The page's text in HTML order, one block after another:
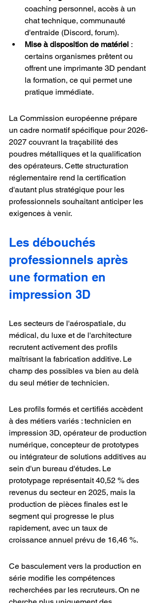
coaching personnel, accès à un
chat technique, communauté
d'entraide (Discord, forum).
Mise à disposition de matériel :
certains organismes prêtent ou
offrent une imprimante 3D pendant
la formation, ce qui permet une
pratique immédiate.
La Commission européenne prépare
un cadre normatif spécifique pour 2026-
2027 couvrant la traçabilité des
poudres métalliques et la qualification
des opérateurs. Cette structuration
réglementaire rend la certification
d'autant plus stratégique pour les
professionnels souhaitant anticiper les
exigences à venir.
Les débouchés
professionnels après
une formation en
impression 3D
Les secteurs de l'aérospatiale, du
médical, du luxe et de l'architecture
recrutent activement des profils
maîtrisant la fabrication additive. Le
champ des possibles va bien au delà
du seul métier de technicien.
Les profils formés et certifiés accèdent
à des métiers variés : technicien en
impression 3D, opérateur de production
numérique, concepteur de prototypes
ou intégrateur de solutions additives au
sein d'un bureau d'études. Le
prototypage représentait 40,52 % des
revenus du secteur en 2025, mais la
production de pièces finales est le
segment qui progresse le plus
rapidement, avec un taux de
croissance annuel prévu de 16,46 %.
Ce basculement vers la production en
série modifie les compétences
recherchées par les recruteurs. On ne